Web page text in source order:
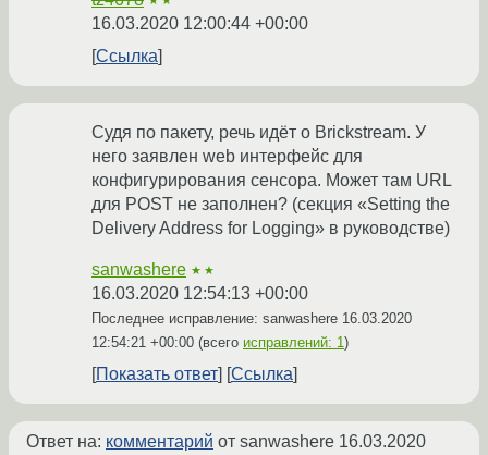
16.03.2020 12:00:44 +00:00
Ссылка
Судя по пакету, речь идёт о Brickstream. У
него заявлен web интерфейс для
конфигурирования сенсора. Может там URL
для POST не заполнен? (секция «Setting the
Delivery Address for Logging» в руководстве)
sanwashere ★★
16.03.2020 12:54:13 +00:00
Последнее исправление: sanwashere 16.03.2020
12:54:21 +00:00 (всего исправлений: 1)
Показать ответ Ссылка
Ответ на: комментарий от sanwashere 16.03.2020